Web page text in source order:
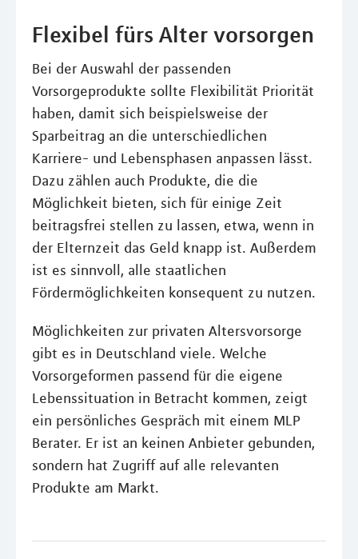
Flexibel fürs Alter vorsorgen
Bei der Auswahl der passenden
Vorsorgeprodukte sollte Flexibilität Priorität
haben, damit sich beispielsweise der
Sparbeitrag an die unterschiedlichen
Karriere- und Lebensphasen anpassen lässt.
Dazu zählen auch Produkte, die die
Möglichkeit bieten, sich für einige Zeit
beitragsfrei stellen zu lassen, etwa, wenn in
der Elternzeit das Geld knapp ist. Außerdem
ist es sinnvoll, alle staatlichen
Fördermöglichkeiten konsequent zu nutzen.
Möglichkeiten zur privaten Altersvorsorge
gibt es in Deutschland viele. Welche
Vorsorgeformen passend für die eigene
Lebenssituation in Betracht kommen, zeigt
ein persönliches Gespräch mit einem MLP
Berater. Er ist an keinen Anbieter gebunden,
sondern hat Zugriff auf alle relevanten
Produkte am Markt.